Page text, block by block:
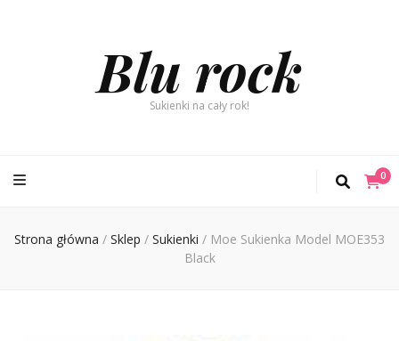
Blu rock
Sukienki na cały rok!
0
Strona główna / Sklep / Sukienki / Moe Sukienka Model MOE353
Black